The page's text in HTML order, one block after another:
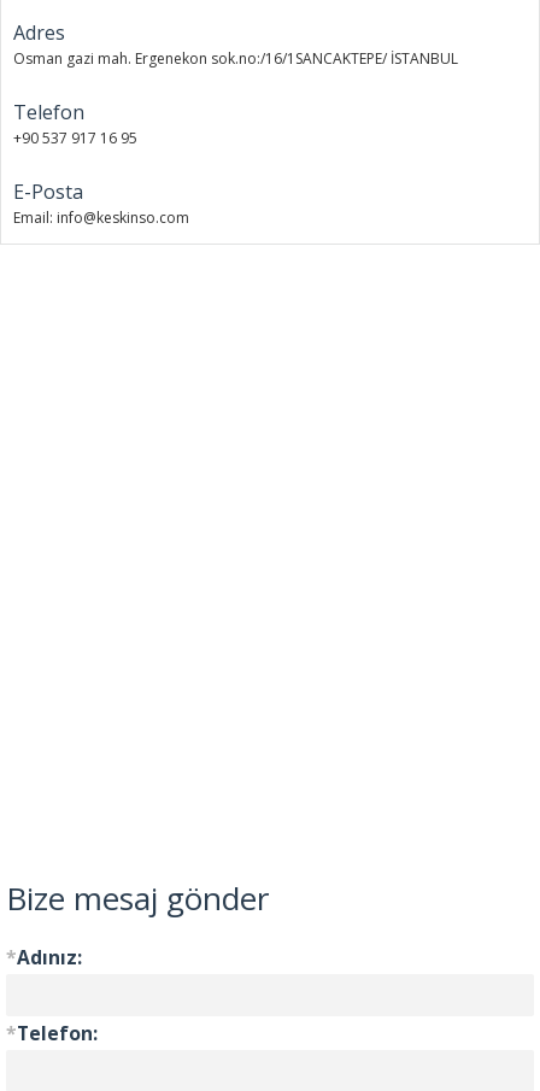
Adres
Osman gazi mah. Ergenekon sok.no:/16/1SANCAKTEPE/ İSTANBUL
Telefon
+90 537 917 16 95
E-Posta
Email: info@keskinso.com
Bize mesaj gönder
*Adınız:
*Telefon: